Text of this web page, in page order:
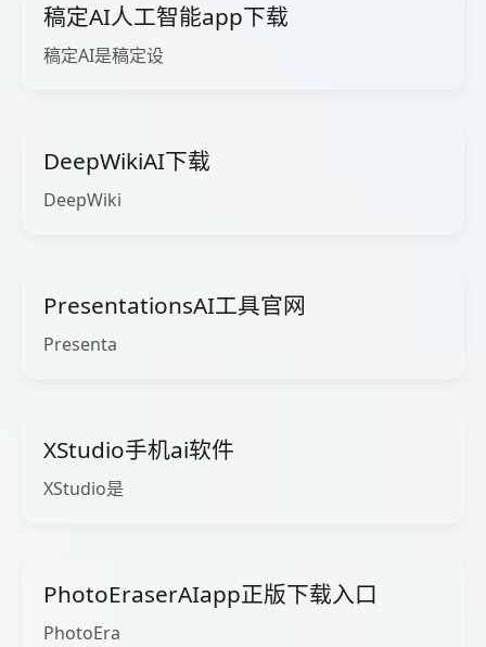
稿定AI人工智能app下载
稿定AI是稿定设
DeepWikiAI下载
DeepWiki
PresentationsAI工具官网
Presenta
XStudio手机ai软件
XStudio是
PhotoEraserAIapp正版下载入口
PhotoEra